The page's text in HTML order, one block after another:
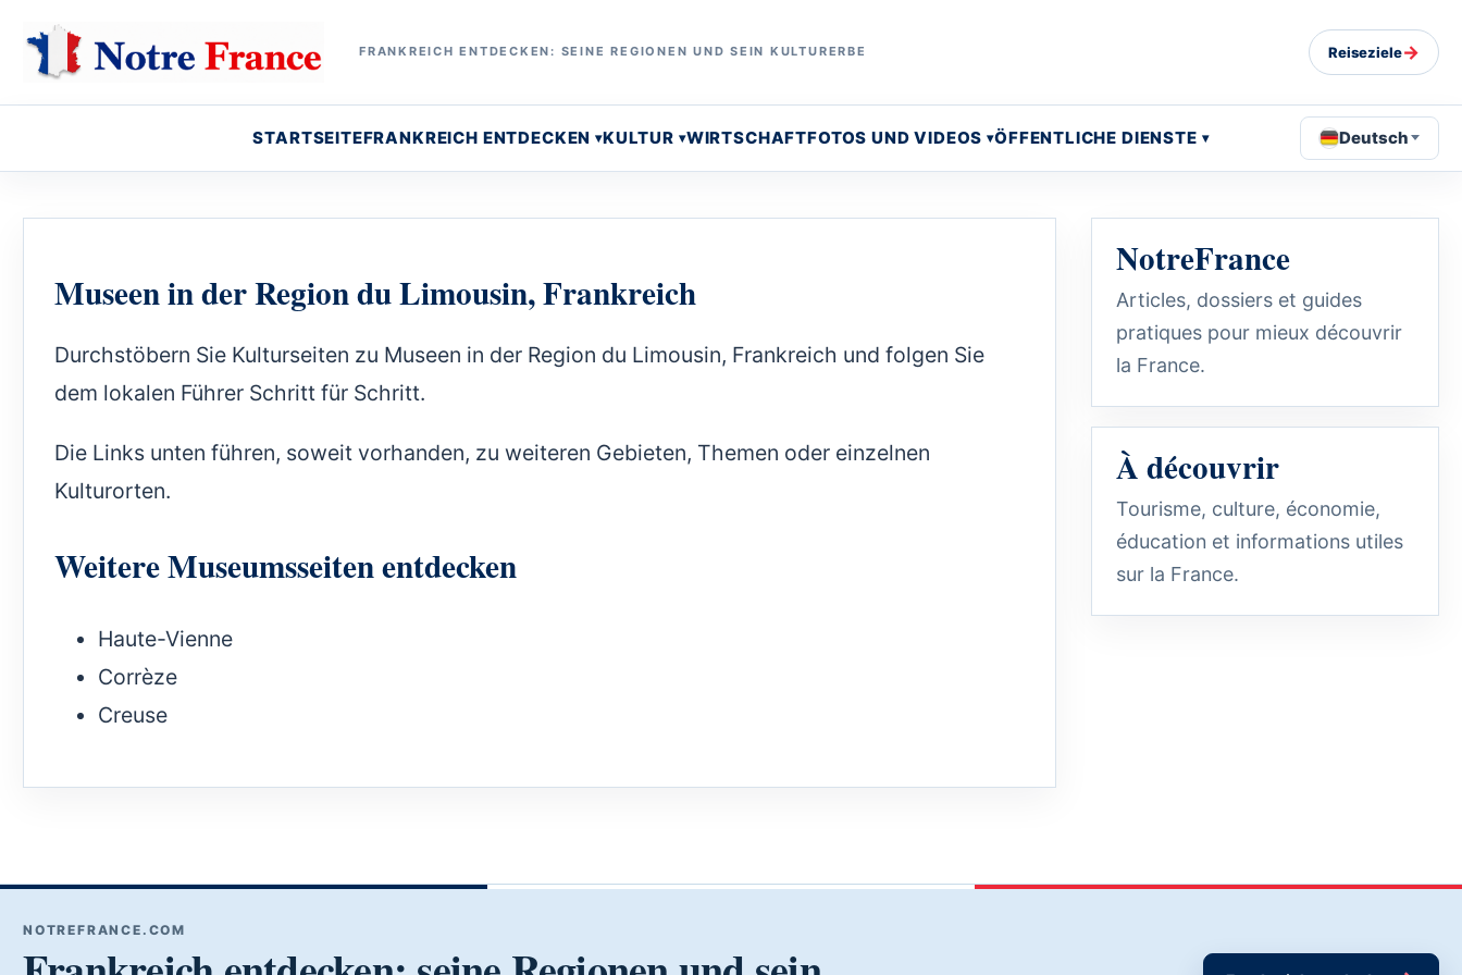
FRANKREICH ENTDECKEN: SEINE REGIONEN UND SEIN KULTURERBE Reiseziele→
STARTSEITEFRANKREICH ENTDECKEN KULTUR WIRTSCHAFTFOTOS UND VIDEOS ÖFFENTLICHE DIENSTE Deutsch
Museen in der Region du Limousin, Frankreich
Durchstöbern Sie Kulturseiten zu Museen in der Region du Limousin, Frankreich und folgen Sie
dem lokalen Führer Schritt für Schritt.
Die Links unten führen, soweit vorhanden, zu weiteren Gebieten, Themen oder einzelnen
Kulturorten.
Weitere Museumsseiten entdecken
Haute-Vienne
Corrèze
Creuse
NotreFrance
Articles, dossiers et guides
pratiques pour mieux découvrir
la France.
À découvrir
Tourisme, culture, économie,
éducation et informations utiles
sur la France.
NOTREFRANCE.COM